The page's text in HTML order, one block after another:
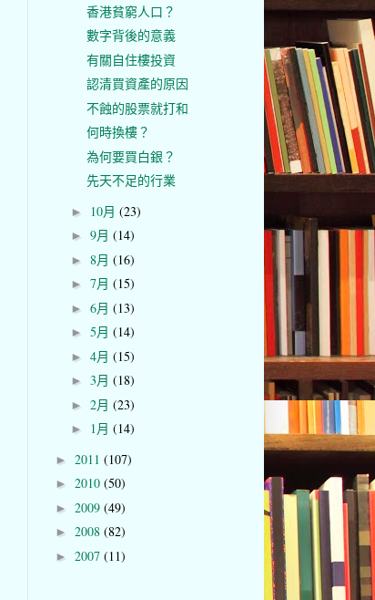
香港貧窮人口？
數字背後的意義
有關自住樓投資
認清買資產的原因
不蝕的股票就打和
何時換樓？
為何要買白銀？
先天不足的行業
► 10月 (23)
► 9月 (14)
► 8月 (16)
► 7月 (15)
► 6月 (13)
► 5月 (14)
► 4月 (15)
► 3月 (18)
► 2月 (23)
► 1月 (14)
► 2011 (107)
► 2010 (50)
► 2009 (49)
► 2008 (82)
► 2007 (11)